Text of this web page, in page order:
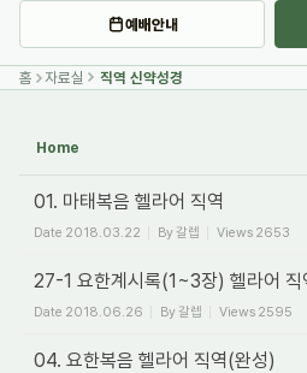
예배안내
홈 자료실 직역 신약성경
Home
01. 마태복음 헬라어 직역
Date 2018.03.22 By갈렙 Views 2653
27-1 요한계시록(1~3장) 헬라어 직
Date 2018.06.26 By갈렙 Views 2595
04. 요한복음 헬라어 직역(완성)
Sketchbook5, 스